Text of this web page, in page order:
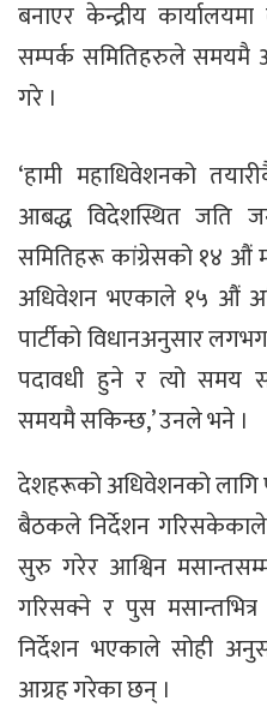
बनाएर केन्द्रीय
सम्पर्क समितिहरुले समयमै
गरे ।
‘हामी महाधिवेशनको
आबद्ध विदेशस्थित जति
समितिहरू कांग्रेसको १४ औं
अधिवेशन भएकाले १५ औं
पार्टीको विधानअनुसार
पदावधी हुने र त्यो समय
समयमै सकिन्छ,’ उनले भने ।
देशहरूको अधिवेशनको लागि
बैठकले निर्देशन गरिसकेकाले
सुरु गरेर आश्विन
गरिसक्ने र पुस
निर्देशन भएकाले सोही
आग्रह गरेका छन् ।